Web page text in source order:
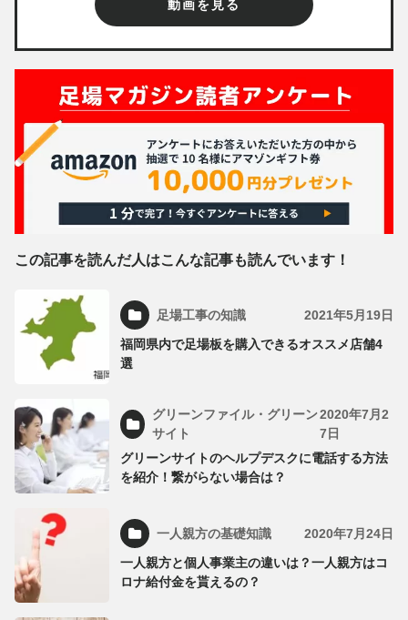
動画を見る
この記事を読んだ人はこんな記事も読んでいます！
足場工事の知識 2021年5月19日
福岡県内で足場板を購入できるオススメ店舗4
選
グリーンファイル・グリーン
サイト
2020年7月2
7日
グリーンサイトのヘルプデスクに電話する方法
を紹介！繋がらない場合は？
一人親方の基礎知識 2020年7月24日
一人親方と個人事業主の違いは？一人親方はコ
ロナ給付金を貰えるの？